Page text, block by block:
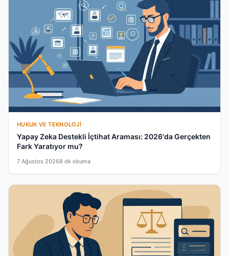
HUKUK VE TEKNOLOJI
Yapay Zeka Destekli İçtihat Araması: 2026'da Gerçekten
Fark Yaratıyor mu?
7 Ağustos 20268 dk okuma